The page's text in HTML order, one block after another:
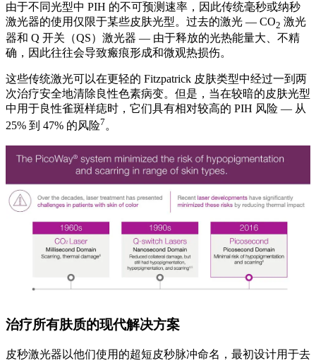
由于不同光型中 PIH 的不可预测速率，因此传统毫秒或纳秒
激光器的使用仅限于某些皮肤光型。过去的激光 — CO2 激光
器和 Q 开关（QS）激光器 — 由于释放的光热能量大、不精
确，因此往往会导致瘢痕形成和微观热损伤。
这些传统激光可以在更轻的 Fitzpatrick 皮肤类型中经过一到两
次治疗安全地清除良性色素病变。但是，当在较暗的皮肤光型
中用于良性雀斑样痣时，它们具有相对较高的 PIH 风险 — 从
25% 到 47% 的风险7。
治疗所有肤质的现代解决方案
皮秒激光器以他们使用的超短皮秒脉冲命名，最初设计用于去